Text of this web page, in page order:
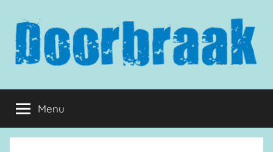
inhoud
springen
Doorbraak.eu
Menu